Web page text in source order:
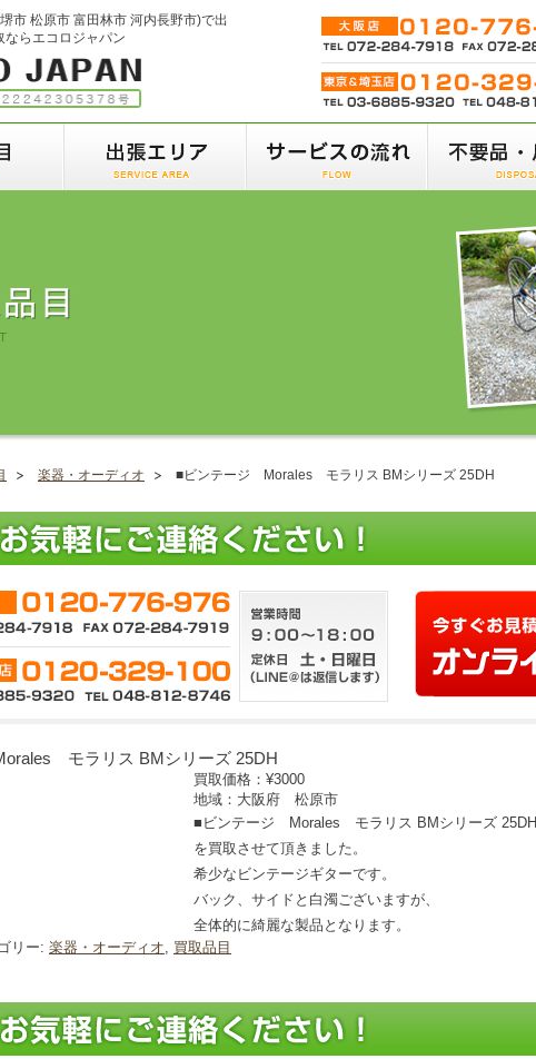
市 松原市 富田林市 河内長野市)で出
ならエコロジャパン
楽器・オーディオ ■ビンテージ Morales モラリス BMシリーズ 25DH
モラリス BMシリーズ 25DH
買取価格： ¥3000
地域：大阪府 松原市
■ビンテージ Morales モラリス BMシリーズ 25DH
を買取させて頂きました。
希少なビンテージギターです。
バック、サイドと白濁ございますが、
全体的に綺麗な製品となります。
リー: 楽器・オーディオ, 買取品目